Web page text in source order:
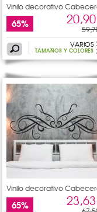
Vinilo decorativo
de
65%
VARIOS
TAMAÑOS Y COLORES
Vinilo decorativo
de
65%